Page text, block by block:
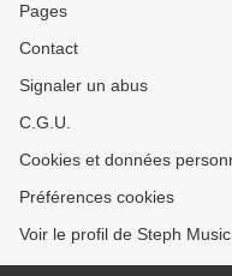
Pages
Contact
Signaler un abus
C.G.U.
Cookies et données
Préférences cookies
Voir le profil de Steph